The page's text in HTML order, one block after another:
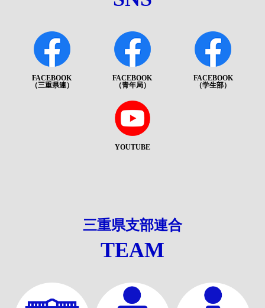
FACEBOOK
（三重県連）
FACEBOOK
（青年局）
FACEBOOK
（学生部）
YOUTUBE
三重県支部連合
TEAM